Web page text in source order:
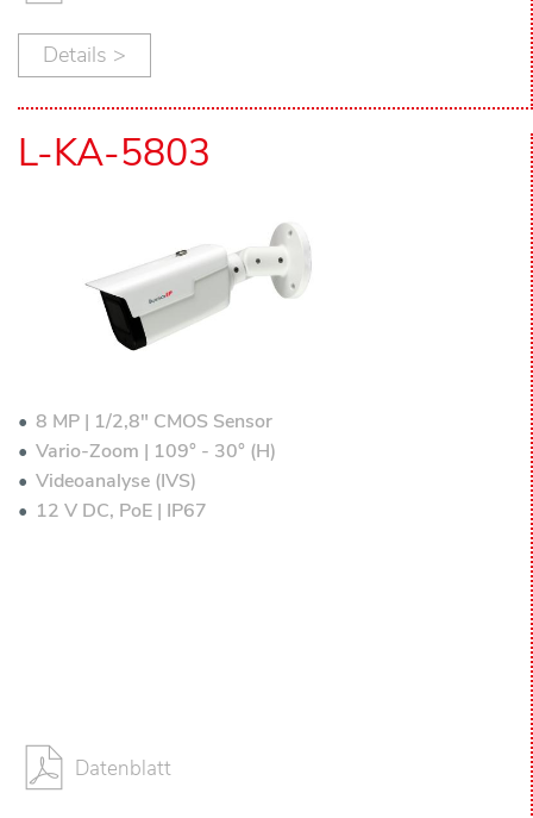
Details >
L-KA-5803
8 MP | 1/2,8" CMOS Sensor
Vario-Zoom | 109° - 30° (H)
Videoanalyse (IVS)
12 V DC, PoE | IP67
Datenblatt